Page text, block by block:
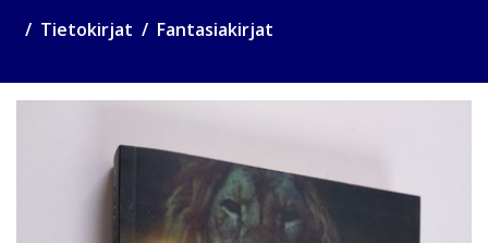
Tietokirjat Fantasiakirjat